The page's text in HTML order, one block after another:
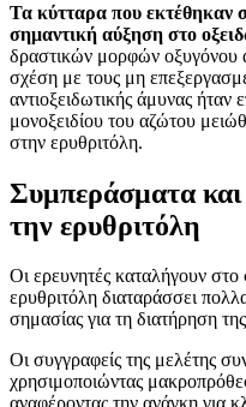
Τα κύτταρα που εκτέθηκαν
σημαντική αύξηση στο
δραστικών μορφών οξυγόνου
σχέση με τους μη
αντιοξειδωτικής άμυνας
μονοξειδίου του αζώτου
στην ερυθριτόλη.
Συμπεράσματα και
την ερυθριτόλη
Οι ερευνητές καταλήγουν
ερυθριτόλη διαταράσσει
σημασίας για τη διατήρηση της
Οι συγγραφείς της μελέτης
χρησιμοποιώντας